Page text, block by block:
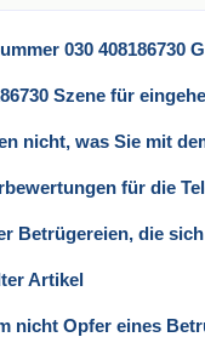
030 408186730
Szene für
nicht, was Sie mit
für die
Betrügereien, die
Artikel
nicht Opfer eines